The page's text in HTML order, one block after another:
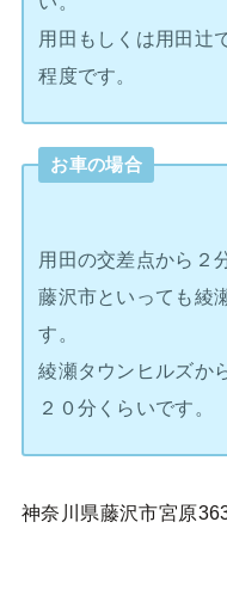
用田もしくは用田辻
程度です。
お車の場合
用田の交差点から２
藤沢市といっても綾
す。
綾瀬タウンヒルズか
２０分くらいです。
神奈川県藤沢市宮原